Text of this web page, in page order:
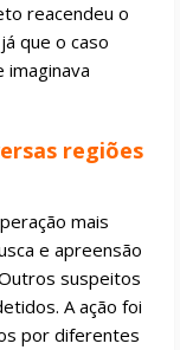
reacendeu o
que o caso
imaginava
regiões
mais
e apreensão
suspeitos
A ação foi
por diferentes